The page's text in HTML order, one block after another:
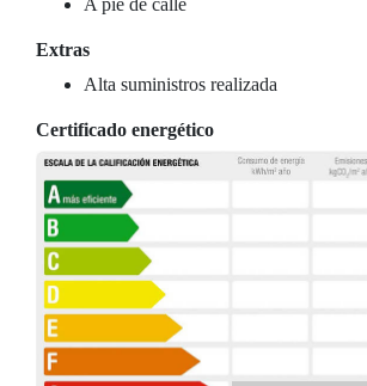
A pie de calle
Extras
Alta suministros realizada
Certificado energético